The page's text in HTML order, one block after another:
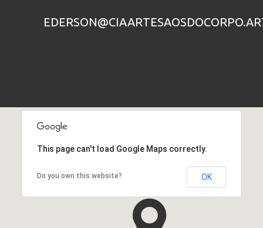
This page can't load Google Maps correctly.
Do you own this website? OK